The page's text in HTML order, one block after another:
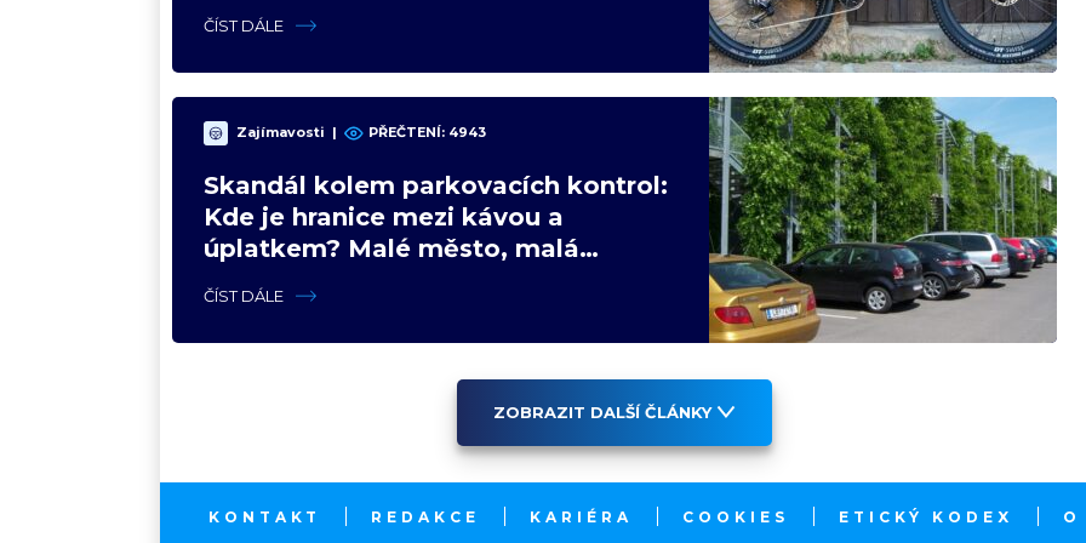
názory
ČÍST DÁLE
Zajímavosti | PŘEČTENÍ: 4943
Skandál kolem parkovacích kontrol:
Kde je hranice mezi kávou a
úplatkem? Malé město, malá
výhoda, velký problém
ČÍST DÁLE
ZOBRAZIT DALŠÍ ČLÁNKY
KONTAKT REDAKCE KARIÉRA COOKIES ETICKÝ KODEX O